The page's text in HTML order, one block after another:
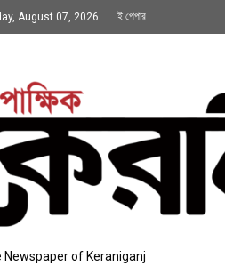
August 07, 2026 ই পেপার
Newspaper of Keraniganj